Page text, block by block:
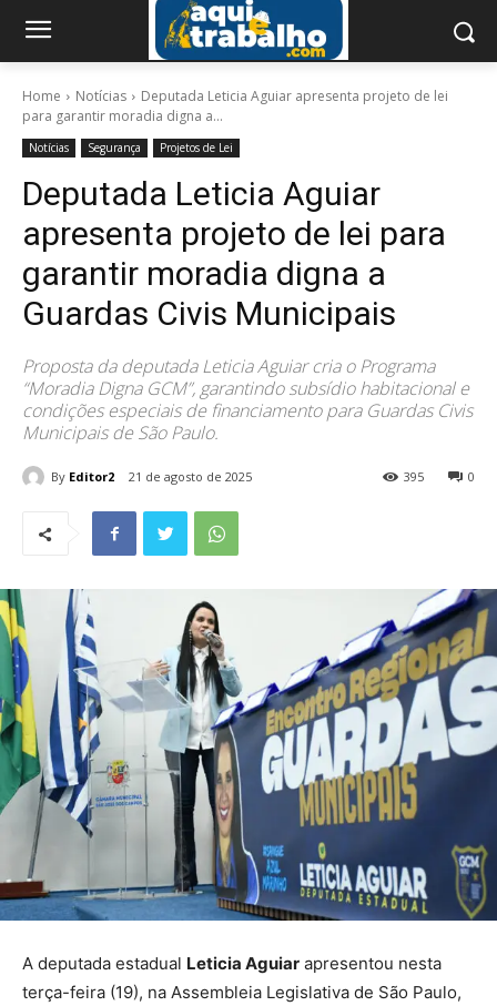
Home Notícias
Deputada Leticia Aguiar apresenta projeto de lei
para garantir moradia digna a...
Notícias Segurança Projetos de Lei
Deputada Leticia Aguiar
apresenta projeto de lei para
garantir moradia digna a
Guardas Civis Municipais
Proposta da deputada Leticia Aguiar cria o Programa
“Moradia Digna GCM”, garantindo subsídio habitacional e
condições especiais de financiamento para Guardas Civis
Municipais de São Paulo.
By Editor2 21 de agosto de 2025 0
395
A deputada estadual Leticia Aguiar apresentou nesta
terça-feira (19), na Assembleia Legislativa de São Paulo,